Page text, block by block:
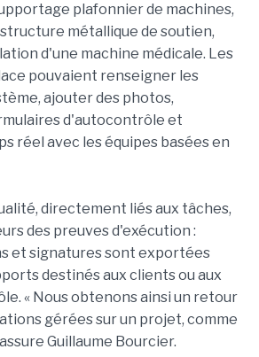
plafonnier de machines,
métallique de soutien,
d'une machine médicale. Les
pouvaient renseigner les
ajouter des photos,
d'autocontrôle et
réel avec les équipes basées en
directement liés aux tâches,
des preuves d'exécution :
et signatures sont exportées
destinés aux clients ou aux
« Nous obtenons ainsi un retour
gérées sur un projet, comme
Guillaume Bourcier.